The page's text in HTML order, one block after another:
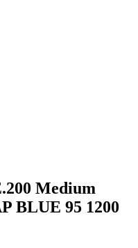
Medium
BLUE 95 1200